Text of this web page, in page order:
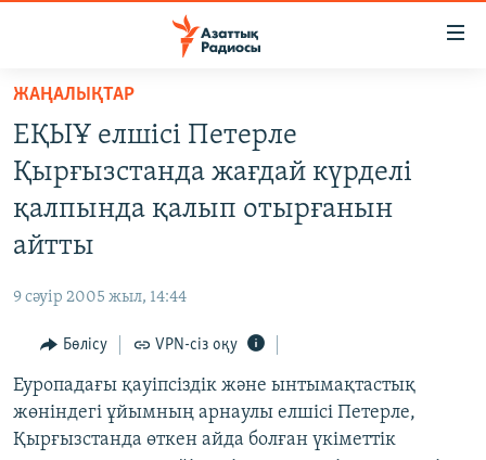
Skip
main
content
to
main
Skip
Search
САЯСАТ
AZATTYQTV
ҚАҢТАР ОҚИҒАСЫ
ӘЛЕУМЕТ
ӘЛЕМ
АРНАЙЫ ЖОБАЛАР
Русский
ЖАҢАЛЫҚТАР
ЕҚЫҰ елшісі Петерле
Қырғызстанда жағдай күрделі
қалпында қалып отырғанын
айтты
9 сәуір 2005 жыл, 14:44
Бөлісу VPN-сіз оқу
Еуропадағы қауіпсіздік және ынтымақтастық
жөніндегі ұйымның арнаулы елшісі Петерле,
Қырғызстанда өткен айда болған үкіметтік